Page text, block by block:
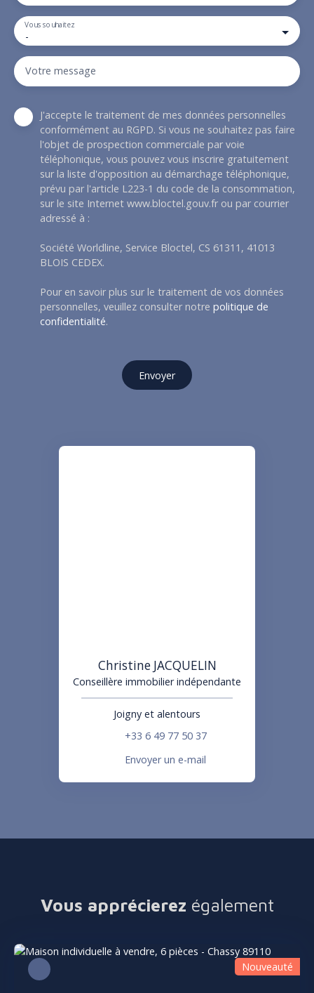
-
Vous souhaitez
Votre message
J'accepte le traitement de mes données personnelles
conformément au RGPD. Si vous ne souhaitez pas faire
l'objet de prospection commerciale par voie
téléphonique, vous pouvez vous inscrire gratuitement
sur la liste d'opposition au démarchage téléphonique,
prévu par l'article L223-1 du code de la consommation,
sur le site Internet www.bloctel.gouv.fr ou par courrier
adressé à :
Société Worldline, Service Bloctel, CS 61311, 41013
BLOIS CEDEX.
Pour en savoir plus sur le traitement de vos données
personnelles, veuillez consulter notre politique de
confidentialité.
Envoyer
Christine JACQUELIN
Conseillère immobilier indépendante
Joigny et alentours
+33 6 49 77 50 37
Envoyer un e-mail
Vous apprécierez également
Nouveauté